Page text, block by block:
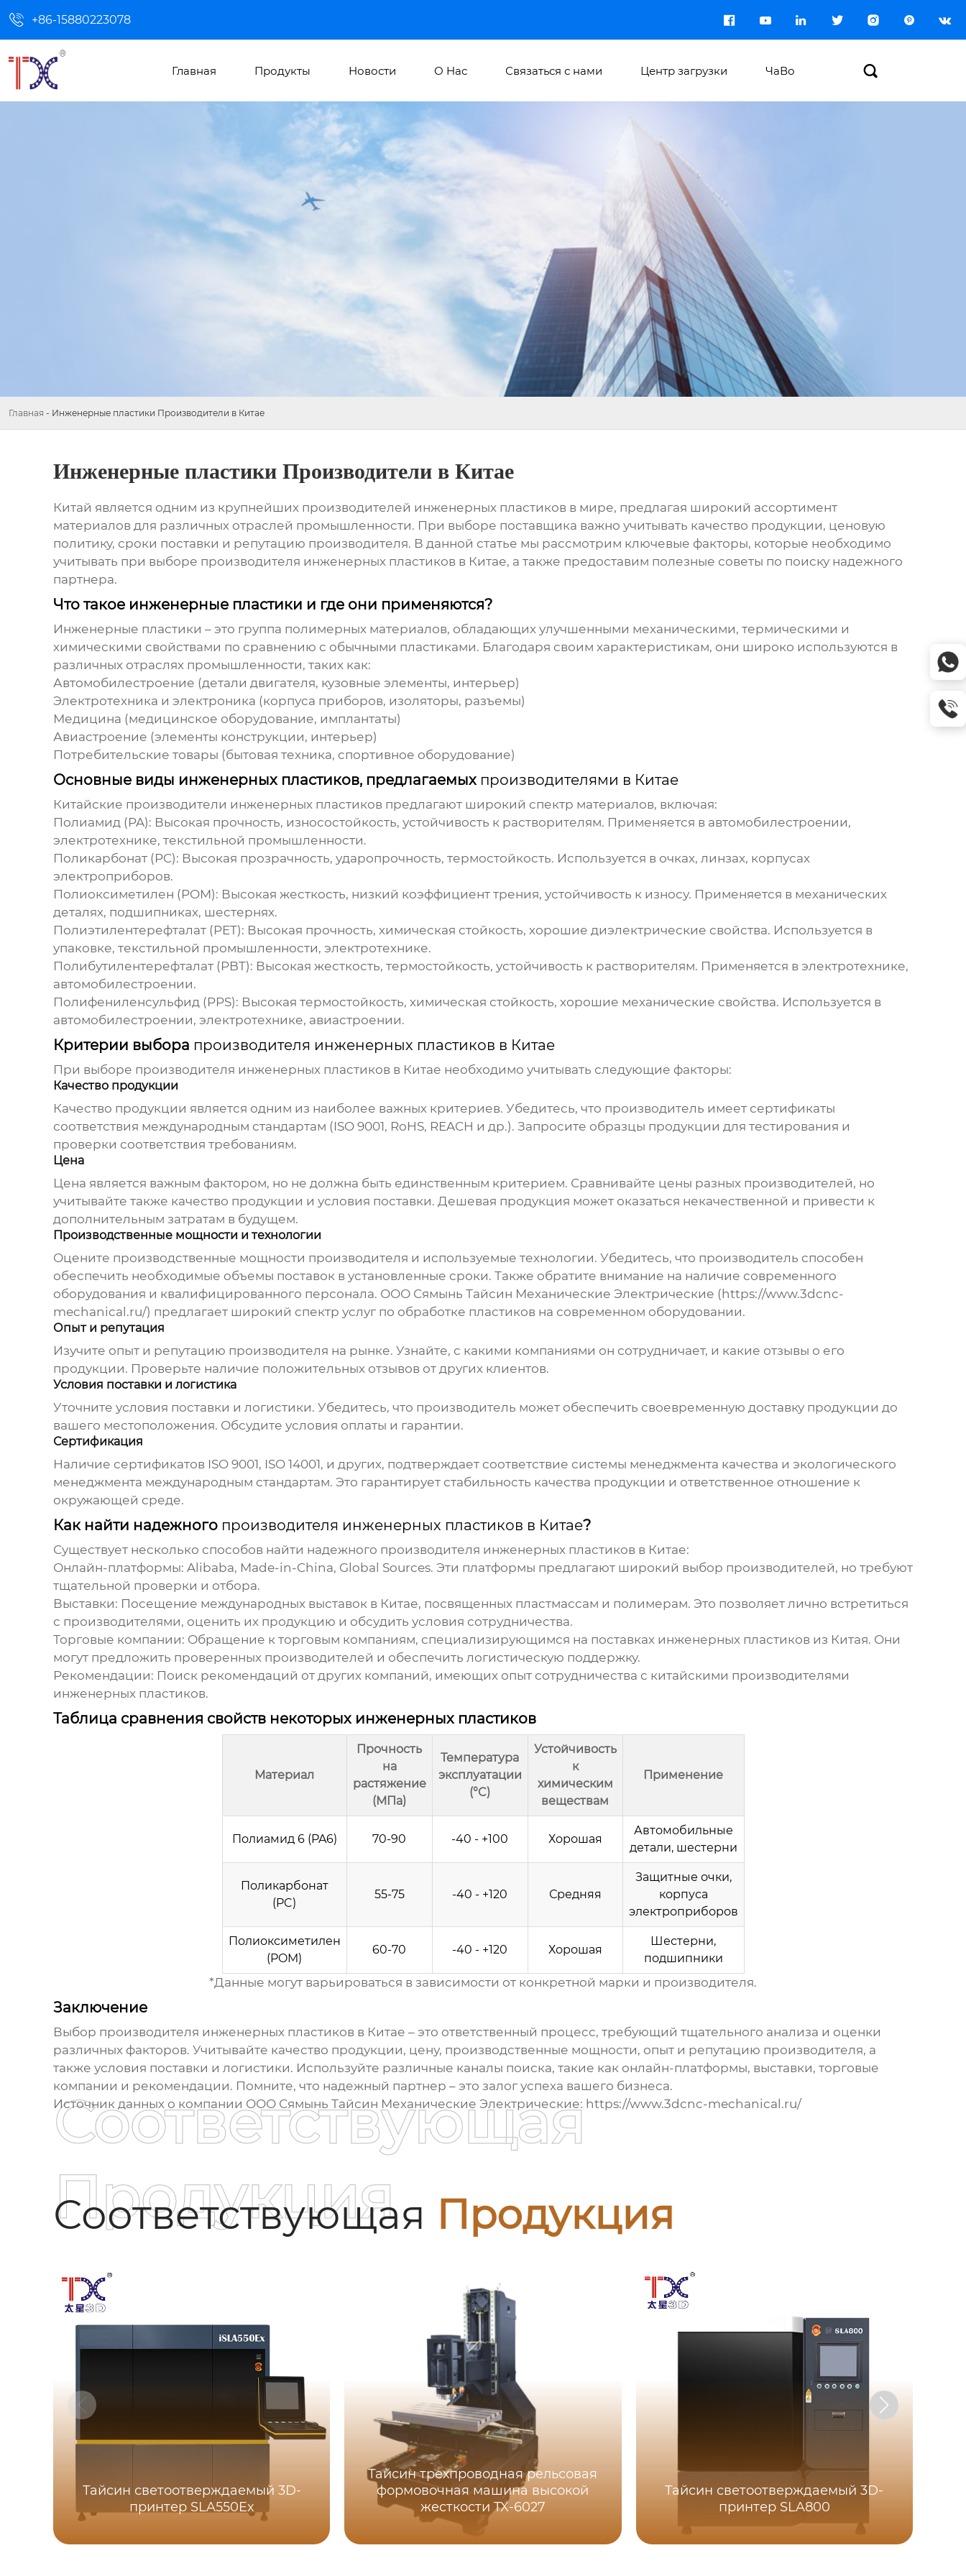
 +86-15880223078       
Главная Продукты Новости О Hас Связаться с нами Центр загрузки ЧаВо 
Главная - Инженерные пластики Производители в Китае
Инженерные пластики Производители в Китае
Китай является одним из крупнейших производителей инженерных пластиковв мире, предлагая широкий ассортимент
материалов для различных отраслей промышленности. При выборе поставщика важно учитывать качество продукции, ценовую
политику, сроки поставки и репутацию производителя. В данной статье мы рассмотрим ключевые факторы, которые необходимо
учитывать при выборе производителя инженерных пластиков в Китае, а также предоставим полезные советы по поиску надежного
партнера.
Что такое инженерные пластики и где они применяются?
Инженерные пластики – это группа полимерных материалов, обладающих улучшенными механическими, термическими и
химическими свойствами по сравнению с обычными пластиками. Благодаря своим характеристикам, они широко используются в
различных отраслях промышленности, таких как:
Автомобилестроение (детали двигателя, кузовные элементы, интерьер)
Электротехника и электроника (корпуса приборов, изоляторы, разъемы)
Медицина (медицинское оборудование, имплантаты)
Авиастроение (элементы конструкции, интерьер)
Потребительские товары (бытовая техника, спортивное оборудование)
Основные виды инженерных пластиков, предлагаемых производителями в Китае
Китайские производители инженерных пластиковпредлагают широкий спектр материалов, включая:
Полиамид (PA): Высокая прочность, износостойкость, устойчивость к растворителям. Применяется в автомобилестроении,
электротехнике, текстильной промышленности.
Поликарбонат (PC): Высокая прозрачность, ударопрочность, термостойкость. Используется в очках, линзах, корпусах
электроприборов.
Полиоксиметилен (POM): Высокая жесткость, низкий коэффициент трения, устойчивость к износу. Применяется в механических
деталях, подшипниках, шестернях.
Полиэтилентерефталат (PET): Высокая прочность, химическая стойкость, хорошие диэлектрические свойства. Используется в
упаковке, текстильной промышленности, электротехнике.
Полибутилентерефталат (PBT): Высокая жесткость, термостойкость, устойчивость к растворителям. Применяется в электротехнике,
автомобилестроении.
Полифениленсульфид (PPS): Высокая термостойкость, химическая стойкость, хорошие механические свойства. Используется в
автомобилестроении, электротехнике, авиастроении.
Критерии выбора производителя инженерных пластиков в Китае
При выборе производителя инженерных пластиков в Китае необходимо учитывать следующие факторы:
Качество продукции
Качество продукции является одним из наиболее важных критериев. Убедитесь, что производитель имеет сертификаты
соответствия международным стандартам (ISO 9001, RoHS, REACH и др.). Запросите образцы продукции для тестирования и
проверки соответствия требованиям.
Цена
Цена является важным фактором, но не должна быть единственным критерием. Сравнивайте цены разных производителей, но
учитывайте также качество продукции и условия поставки. Дешевая продукция может оказаться некачественной и привести к
дополнительным затратам в будущем.
Производственные мощности и технологии
Оцените производственные мощности производителя и используемые технологии. Убедитесь, что производитель способен
обеспечить необходимые объемы поставок в установленные сроки. Также обратите внимание на наличие современного
оборудования и квалифицированного персонала. ООО Сямынь Тайсин Механические Электрические (https://www.3dcnc-
mechanical.ru/) предлагает широкий спектр услуг по обработке пластиков на современном оборудовании.
Опыт и репутация
Изучите опыт и репутацию производителя на рынке. Узнайте, с какими компаниями он сотрудничает, и какие отзывы о его
продукции. Проверьте наличие положительных отзывов от других клиентов.
Условия поставки и логистика
Уточните условия поставки и логистики. Убедитесь, что производитель может обеспечить своевременную доставку продукции до
вашего местоположения. Обсудите условия оплаты и гарантии.
Сертификация
Наличие сертификатов ISO 9001, ISO 14001, и других, подтверждает соответствие системы менеджмента качества и экологического
менеджмента международным стандартам. Это гарантирует стабильность качества продукции и ответственное отношение к
окружающей среде.
Как найти надежного производителя инженерных пластиков в Китае?
Существует несколько способов найти надежного производителя инженерных пластиков в Китае:
Онлайн-платформы: Alibaba, Made-in-China, Global Sources. Эти платформы предлагают широкий выбор производителей, но требуют
тщательной проверки и отбора.
Выставки: Посещение международных выставок в Китае, посвященных пластмассам и полимерам. Это позволяет лично встретиться
с производителями, оценить их продукцию и обсудить условия сотрудничества.
Торговые компании: Обращение к торговым компаниям, специализирующимся на поставках инженерных пластиков из Китая. Они
могут предложить проверенных производителей и обеспечить логистическую поддержку.
Рекомендации: Поиск рекомендаций от других компаний, имеющих опыт сотрудничества с китайскими производителями
инженерных пластиков.
Таблица сравнения свойств некоторых инженерных пластиков
Материал
Прочность
на
растяжение
(МПа)
Температура
эксплуатации
(°C)
Устойчивость
к
химическим
веществам
Применение
Полиамид 6 (PA6) 70-90 -40 - +100 Хорошая
Автомобильные
детали, шестерни
Поликарбонат
(PC)
55-75 -40 - +120 Средняя
Защитные очки,
корпуса
электроприборов
Полиоксиметилен
(POM)
60-70 -40 - +120 Хорошая
Шестерни,
подшипники
*Данные могут варьироваться в зависимости от конкретной марки и производителя.
Заключение
Выбор производителя инженерных пластиков в Китае – это ответственный процесс, требующий тщательного анализа и оценки
различных факторов. Учитывайте качество продукции, цену, производственные мощности, опыт и репутацию производителя, а
также условия поставки и логистики. Используйте различные каналы поиска, такие как онлайн-платформы, выставки, торговые
компании и рекомендации. Помните, что надежный партнер – это залог успеха вашего бизнеса.
Источник данных о компании ООО Сямынь Тайсин Механические Электрические: https://www.3dcnc-mechanical.ru/
Соответствующая Продукция
Соответствующая
Продукция
Тайсин светоотверждаемый 3D-
принтер SLA550Ex
Тайсин трехпроводная рельсовая
формовочная машина высокой
жесткости TX-6027
Тайсин светоотверждаемый 3D-
принтер SLA800